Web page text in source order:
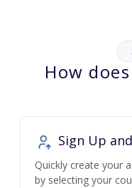
How
Sign Up
Quickly create your
by selecting your